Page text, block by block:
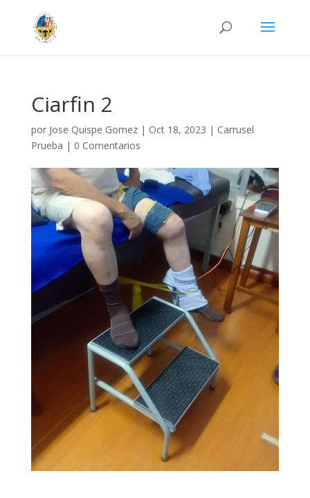
Ciarfin 2
por Jose Quispe Gomez| Oct 18, 2023 | Carrusel
Prueba | 0 Comentarios